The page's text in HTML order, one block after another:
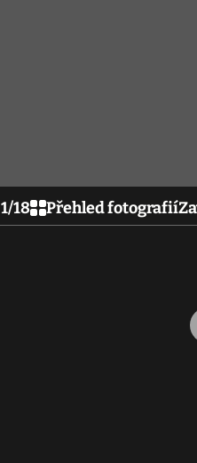
1/18 Přehled fotografií